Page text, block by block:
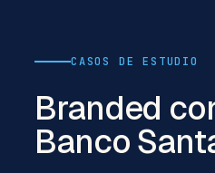
CASOS DE ESTUDIO
Branded
Banco